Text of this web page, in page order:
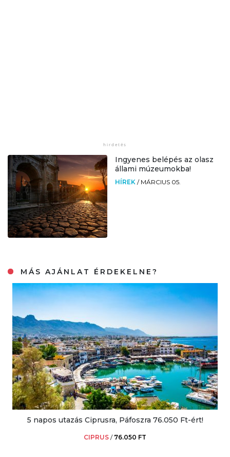
Ingyenes belépés az olasz
állami múzeumokba!
HÍREK / MÁRCIUS 05.
MÁS AJÁNLAT ÉRDEKELNE?
5 napos utazás Ciprusra, Páfoszra 76.050 Ft-ért!
CIPRUS / 76.050 FT